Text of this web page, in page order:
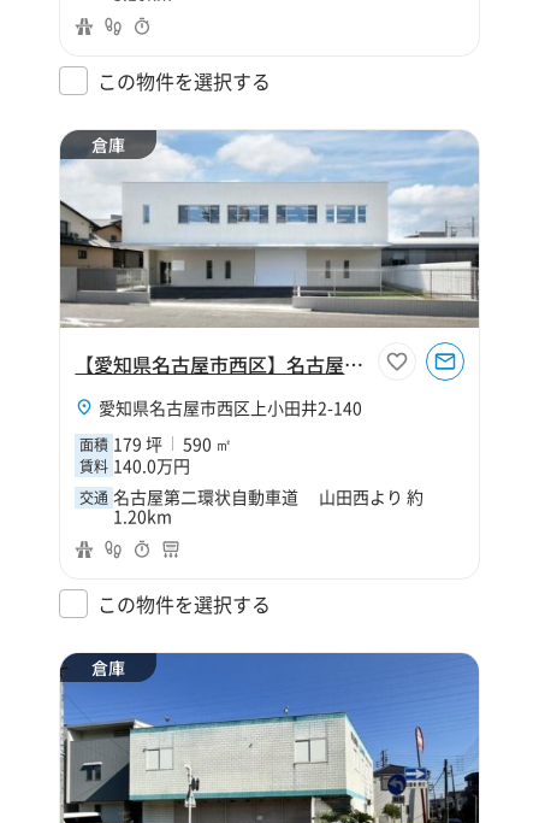
この物件を選択する
倉庫
【愛知県名古屋市西区】名古屋市西区上小田井2丁目179坪倉庫
愛知県名古屋市西区上小田井2-140
面積 179 坪 590 ㎡
賃料 140.0万円
交通 名古屋第二環状自動車道 山田西より 約
1.20km
この物件を選択する
倉庫